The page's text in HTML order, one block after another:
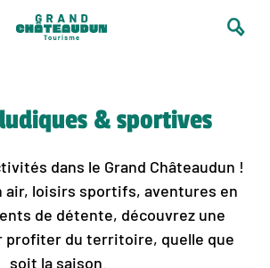
& sportives
dans le Grand Châteaudun !
air, loisirs sportifs, aventures en
de détente, découvrez une
profiter du territoire, quelle que
soit la saison.